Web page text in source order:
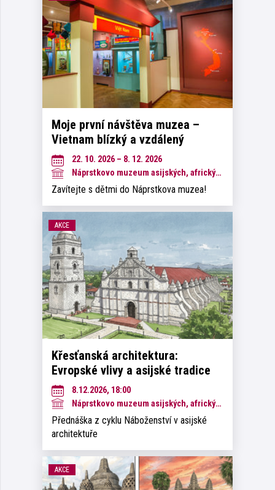
Moje první návštěva muzea –
Vietnam blízký a vzdálený
22. 10. 2026 – 8. 12. 2026
Náprstkovo muzeum asijských, afrických a amerických kultur
Zavítejte s dětmi do Náprstkova muzea!
AKCE
Křesťanská architektura:
Evropské vlivy a asijské tradice
8.12.2026, 18:00
Náprstkovo muzeum asijských, afrických a amerických kultur
Přednáška z cyklu Náboženství v asijské
architektuře
AKCE